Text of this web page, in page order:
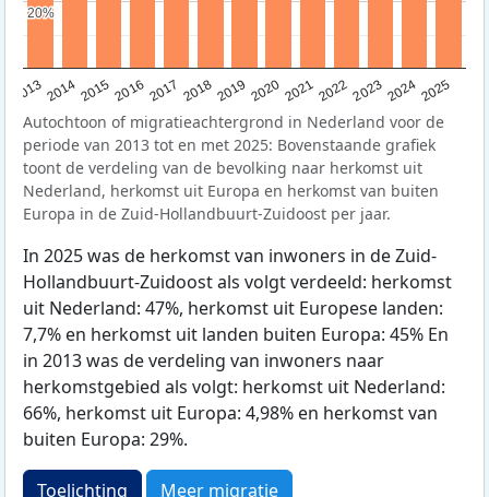
20132014201520162017 20182019 202020212022202320242025
20%
20%
Autochtoon of migratieachtergrond in Nederland voor de
periode van 2013 tot en met 2025: Bovenstaande grafiek
toont de verdeling van de bevolking naar herkomst uit
Nederland, herkomst uit Europa en herkomst van buiten
Europa in de Zuid-Hollandbuurt-Zuidoost per jaar.
In 2025 was de herkomst van inwoners in de Zuid-
Hollandbuurt-Zuidoost als volgt verdeeld: herkomst
uit Nederland: 47%, herkomst uit Europese landen:
7,7% en herkomst uit landen buiten Europa: 45% En
in 2013 was de verdeling van inwoners naar
herkomstgebied als volgt: herkomst uit Nederland:
66%, herkomst uit Europa: 4,98% en herkomst van
buiten Europa: 29%.
Toelichting Meer migratie